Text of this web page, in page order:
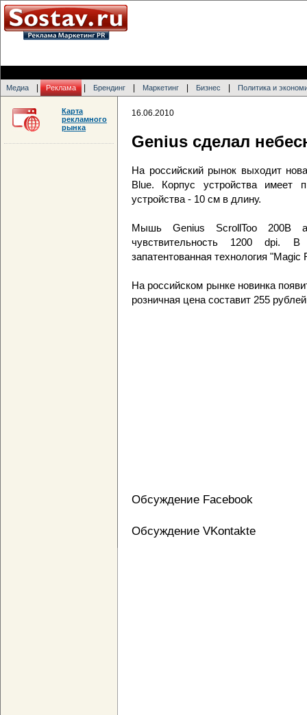
Медиа Реклама Брендинг Маркетинг Бизнес Политика и
16.06.2010
Genius сделал
На российский рынок выходит
Blue. Корпус устройства имеет
устройства - 10 см в длину.
Мышь Genius ScrollToo 200B
чувствительность 1200 dpi. В
запатентованная технология "Magic
На российском рынке новинка
розничная цена составит 255
Обсуждение Facebook
Обсуждение VKontakte
Карта
рекламного
рынка